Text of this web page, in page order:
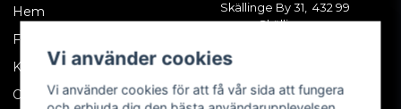
Hem
Företagskund
Kontakta oss
Om oss
Skällinge By 31, 432 99
Skällinge
Vi använder cookies
Vi använder cookies för att få vår sida att fungera